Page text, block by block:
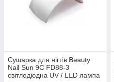
Сушарка для нігтів Beauty
Nail Sun 9C FD88-3
світлодіодна UV / LED лампа